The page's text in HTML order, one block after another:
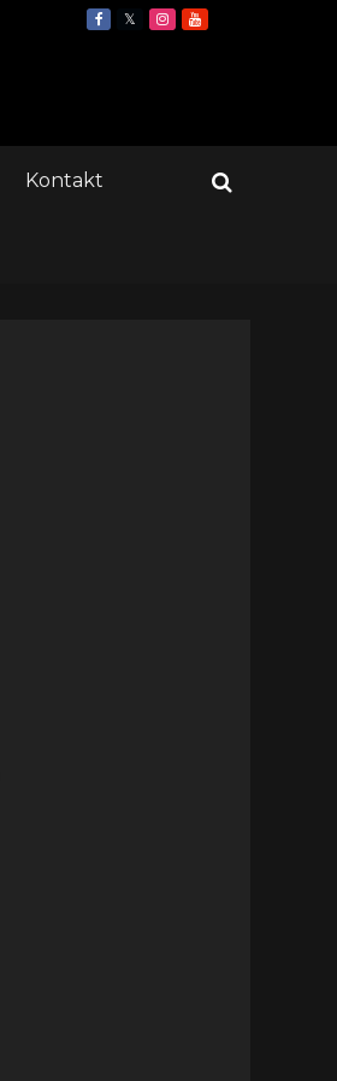
Kontakt